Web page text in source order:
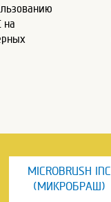
на
MICROBRUSH INC
(МИКРОБРАШ)